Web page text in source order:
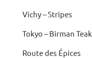
Vichy – Stripes
Tokyo – Birman Teak
Route des Épices